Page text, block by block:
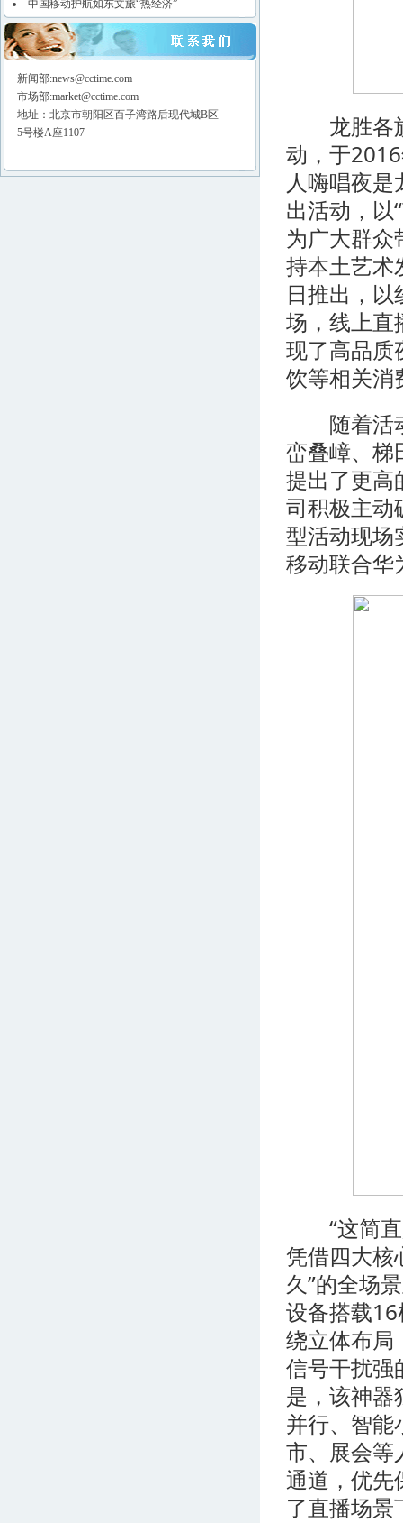
中国移动护航如东文旅“热经济”
新闻部:news@cctime.com
市场部:market@cctime.com
地址：北京市朝阳区百子湾路后现代城B区
5号楼A座1107
龙胜各族
动，于
人嗨唱夜
出活动，以
为广大群
持本土艺术
日推出，
场，线上直
现了高品质
饮等相关消
随着活动
峦叠嶂、梯
提出了更高
司积极主动
型活动现场
移动联合华
“这简直
凭借四大核
久”的全场
设备搭载
绕立体布局
信号干扰强
是，该神器
并行、智能
市、展会等
通道，优先
了直播场景